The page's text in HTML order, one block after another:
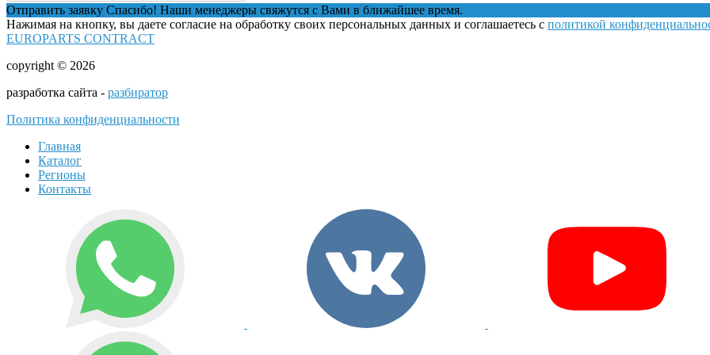
Отправить заявку Спасибо! Наши менеджеры свяжутся с Вами в ближайшее время.
Нажимая на кнопку, вы даете согласие на обработку своих персональных данных и соглашаетесь с политикой
EUROPARTS CONTRACT
copyright © 2026
разработка сайта - разбиратор
Политика конфиденциальности
Главная
Каталог
Регионы
Контакты